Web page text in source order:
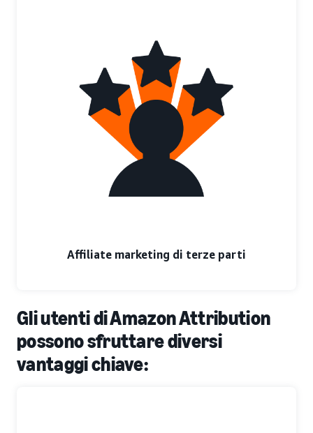
Affiliate marketing di terze parti
Gli utenti di Amazon Attribution
possono sfruttare diversi
vantaggi chiave: